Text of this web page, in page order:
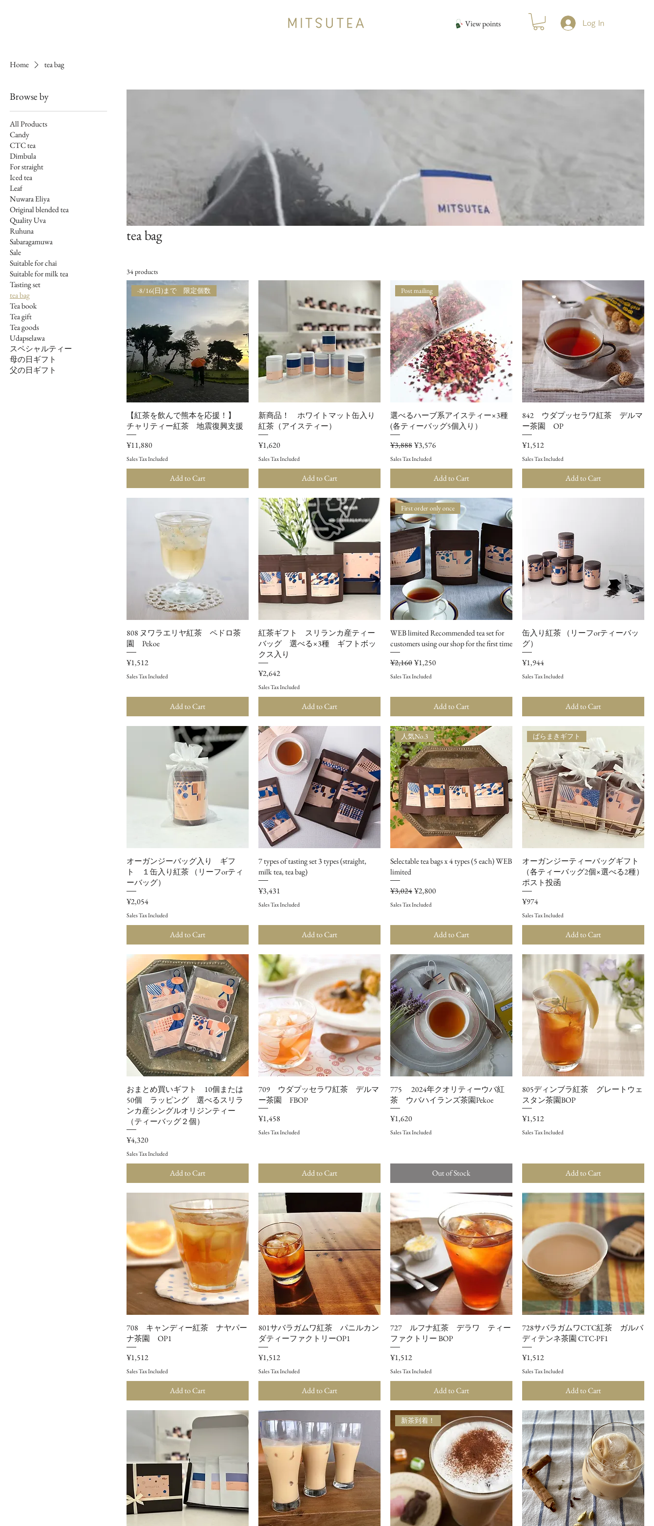
Log In
View points
Home tea bag
Browse by
All Products
Candy
CTC tea
Dimbula
For straight
Iced tea
Leaf
Nuwara Eliya
Original blended tea
Quality Uva
Ruhuna
Sabaragamuwa
Sale
Suitable for chai
Suitable for milk tea
Tasting set
tea bag
Tea book
Tea gift
Tea goods
Udapselawa
スペシャルティー
母の日ギフト
父の日ギフト
tea bag
34 products
-8/16(日)まで 限定個数
【紅茶を飲んで熊本を応援！】
チャリティー紅茶 地震復興支援
Price
¥11,880
Sales Tax Included
Add to Cart
新商品！ ホワイトマット缶入り
紅茶（アイスティー）
Price
¥1,620
Sales Tax Included
Add to Cart
Post mailing
選べるハーブ系アイスティー×3種
(各ティーバッグ5個入り）
Regular Price
¥3,888Sale Price
¥3,576
Sales Tax Included
Add to Cart
842 ウダプッセラワ紅茶 デルマ
ー茶園 OP
Price
¥1,512
Sales Tax Included
Add to Cart
808 ヌワラエリヤ紅茶 ペドロ茶
園 Pekoe
Price
¥1,512
Sales Tax Included
Add to Cart
紅茶ギフト スリランカ産ティー
バッグ 選べる×3種 ギフトボッ
クス入り
Price
¥2,642
Sales Tax Included
Add to Cart
First order only once
WEB limited Recommended tea set for
customers using our shop for the first time
Regular Price
¥2,160Sale Price
¥1,250
Sales Tax Included
Add to Cart
缶入り紅茶 （リーフorティーバッ
グ）
Price
¥1,944
Sales Tax Included
Add to Cart
オーガンジーバッグ入り ギフ
ト １缶入り紅茶 （リーフorティ
ーバッグ）
Price
¥2,054
Sales Tax Included
Add to Cart
7 types of tasting set 3 types (straight,
milk tea, tea bag)
Price
¥3,431
Sales Tax Included
Add to Cart
人気No.3
Selectable tea bags x 4 types (5 each) WEB
limited
Regular Price
¥3,024Sale Price
¥2,800
Sales Tax Included
Add to Cart
ばらまきギフト
オーガンジーティーバッグギフト
（各ティーバッグ2個×選べる2種）
ポスト投函
Price
¥974
Sales Tax Included
Add to Cart
おまとめ買いギフト 10個または
50個 ラッピング 選べるスリラ
ンカ産シングルオリジンティー
（ティーバッグ２個）
Price
¥4,320
Sales Tax Included
Add to Cart
709 ウダプッセラワ紅茶 デルマ
ー茶園 FBOP
Price
¥1,458
Sales Tax Included
Add to Cart
775 2024年クオリティーウバ紅
茶 ウバハイランズ茶園Pekoe
Price
¥1,620
Sales Tax Included
Out of Stock
805ディンブラ紅茶 グレートウェ
スタン茶園BOP
Price
¥1,512
Sales Tax Included
Add to Cart
708 キャンディー紅茶 ナヤパー
ナ茶園 OP1
Price
¥1,512
Sales Tax Included
Add to Cart
801サバラガムワ紅茶 パニルカン
ダティーファクトリーOP1
Price
¥1,512
Sales Tax Included
Add to Cart
727 ルフナ紅茶 デラワ ティー
ファクトリー BOP
Price
¥1,512
Sales Tax Included
Add to Cart
728サバラガムワCTC紅茶 ガルバ
ディテンネ茶園 CTC-PF1
Price
¥1,512
Sales Tax Included
Add to Cart
新茶到着！